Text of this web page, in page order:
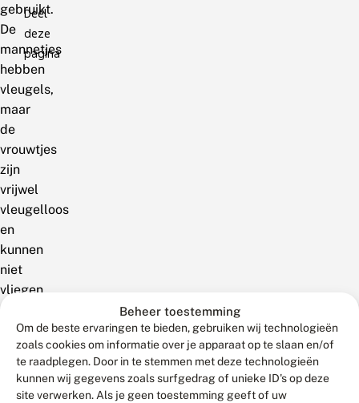
Beheer toestemming
Om de beste ervaringen te bieden, gebruiken wij technologieën
zoals cookies om informatie over je apparaat op te slaan en/of
te raadplegen. Door in te stemmen met deze technologieën
kunnen wij gegevens zoals surfgedrag of unieke ID's op deze
site verwerken. Als je geen toestemming geeft of uw
gebruikt.
De
mannetjes
hebben
vleugels,
maar
de
vrouwtjes
zijn
vrijwel
vleugelloos
en
kunnen
niet
vliegen.
De
mannetjes
posteren
zich
Deel
deze
pagina